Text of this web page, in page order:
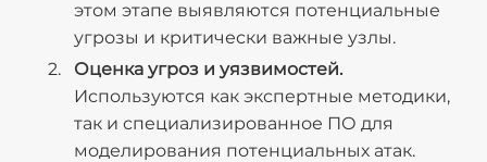
этом этапе выявляются потенциальные
угрозы и критически важные узлы.
Оценка угроз и уязвимостей.
Используются как экспертные методики,
так и специализированное ПО для
моделирования потенциальных атак.